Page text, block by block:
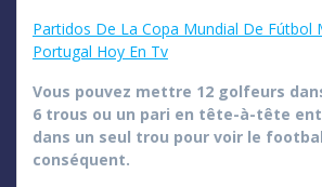
Partidos De La Copa Mundial De Fútbol
Portugal Hoy En Tv
Vous pouvez mettre 12 golfeurs
6 trous ou un pari en tête-à-tête
dans un seul trou pour voir le
conséquent.